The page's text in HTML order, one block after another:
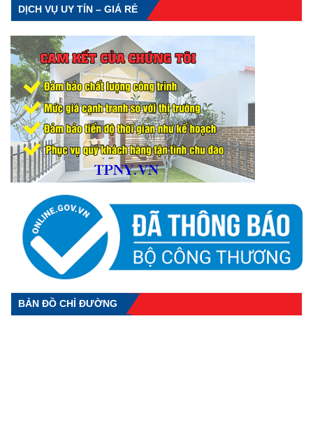
DỊCH VỤ UY TÍN – GIÁ RẺ
BẢN ĐỒ CHỈ ĐƯỜNG